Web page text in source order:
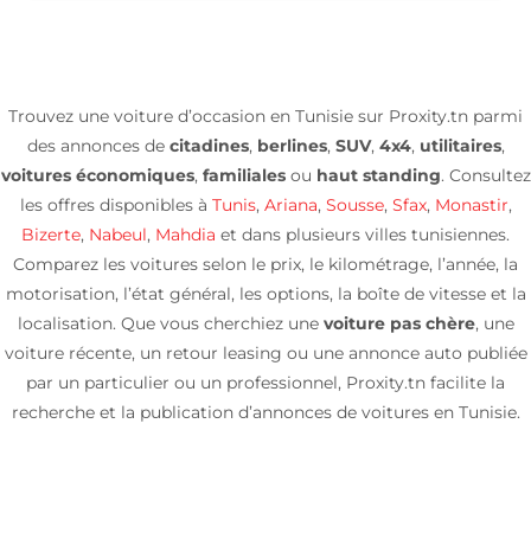
Trouvez une voiture d’occasion en Tunisie sur Proxity.tn parmi
des annonces de citadines, berlines,SUV, 4x4, utilitaires,
voitures économiques,familialesou haut standing. Consultez
les offres disponibles à Tunis, Ariana, Sousse, Sfax, Monastir,
Bizerte, Nabeul, Mahdia et dans plusieurs villes tunisiennes.
Comparez les voitures selon le prix, le kilométrage, l’année, la
motorisation, l’état général, les options, la boîte de vitesse et la
localisation. Que vous cherchiez une voiture pas chère, une
voiture récente, un retour leasing ou une annonce auto publiée
par un particulier ou un professionnel, Proxity.tn facilite la
recherche et la publication d’annonces de voitures en Tunisie.